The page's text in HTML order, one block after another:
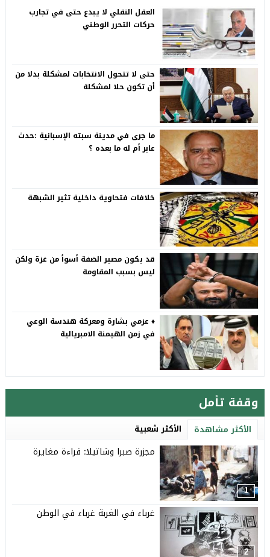
العقل النقلي لا يبدع حتى في تجارب
حركات التحرر الوطني
حتى لا تتحول الانتخابات لمشكلة بدلا من
أن تكون حلا لمشكلة
ما جرى في مدينة سبته الإسبانية :حدث
عابر أم له ما بعده ؟
خلافات فتحاوية داخلية تثير الشبهة
قد يكون مصير الضفة أسوأ من غزة ولكن
ليس بسبب المقاومة
♦️ عزمي بشارة ومعركة هندسة الوعي
في زمن الهيمنة الامبريالية
وقفة تأمل
الأكثر مشاهدة الأكثر شعبية
1
مجزرة صبرا وشاتيلا: قراءة مغايرة
2
غرباء في الغربة غرباء في الوطن